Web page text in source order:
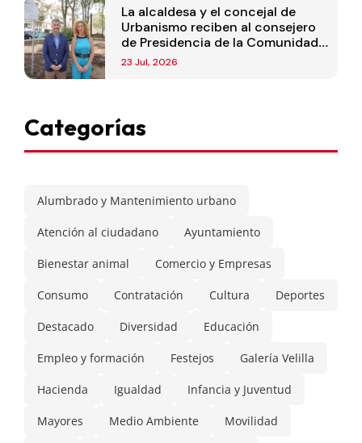
La alcaldesa y el concejal de
Urbanismo reciben al consejero
de Presidencia de la Comunidad
de Madrid
23 Jul, 2026
Categorías
Alumbrado y Mantenimiento urbano
Atención al ciudadano Ayuntamiento
Bienestar animal Comercio y Empresas
Consumo Contratación Cultura Deportes
Destacado Diversidad Educación
Empleo y formación Festejos Galería Velilla
Hacienda Igualdad Infancia y Juventud
Mayores Medio Ambiente Movilidad